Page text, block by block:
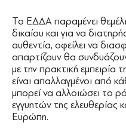
Το ΕΔΔΑ παραμένει
δικαίου και για να
αυθεντία, οφείλει να
απαρτίζουν θα
με την πρακτική εμπειρία
είναι απαλλαγμένοι από
μπορεί να αλλοιώσει το
εγγυητών της ελευθερίας
Ευρώπη.